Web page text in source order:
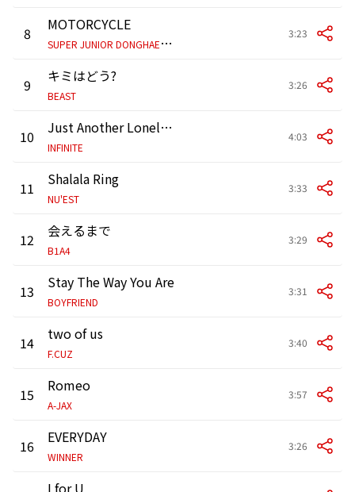
8
MOTORCYCLE
S
UPER JUNIOR DONGHAE & EUNHYUK
3:23
9 キミはどう?
BEAST
3:26
10 Just Another Lonely Night
INFINITE
4:03
11 Shalala Ring
NU'EST
3:33
12 会えるまで
B1A4
3:29
13 Stay The Way You Are
BOYFRIEND
3:31
14 two of us
F.CUZ
3:40
15 Romeo
A-JAX
3:57
16 EVERYDAY
WINNER
3:26
I for U